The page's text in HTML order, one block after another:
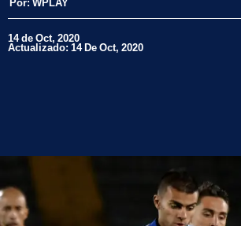
14 de Oct, 2020
Actualizado: 14 De Oct, 2020